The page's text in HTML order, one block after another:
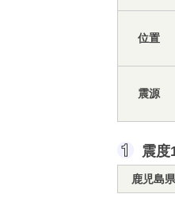
位置
震源
震度
鹿児島県